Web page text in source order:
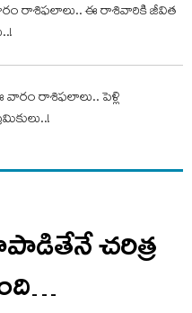
రాశిఫ‌లాలు.. ఈ రాశివారికి జీవిత
ఈ వారం రాశిఫ‌లాలు.. పెళ్లి
చరిత్ర